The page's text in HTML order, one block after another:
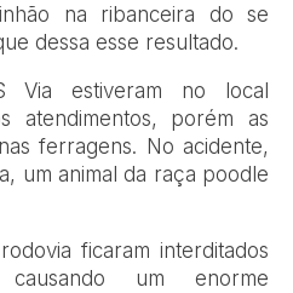
na ribanceira do se
dessa esse resultado.
Via estiveram no local
atendimentos, porém as
ferragens. No acidente,
um animal da raça poodle
ficaram interditados
um enorme